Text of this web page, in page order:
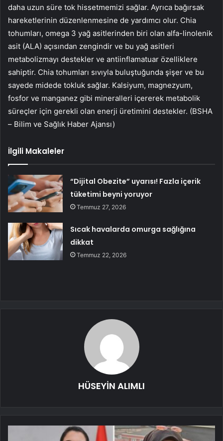
daha uzun süre tok hissetmemizi sağlar. Ayrıca bağırsak
hareketlerinin düzenlenmesine de yardımcı olur. Chia
tohumları, omega 3 yağ asitlerinden biri olan alfa-linolenik
asit (ALA) açısından zengindir ve bu yağ asitleri
metabolizmayı destekler ve antiinflamatuar özelliklere
sahiptir. Chia tohumları sıvıyla buluştuğunda şişer ve bu
sayede midede tokluk sağlar. Kalsiyum, magnezyum,
fosfor ve manganez gibi mineralleri içererek metabolik
süreçler için gerekli olan enerji üretimini destekler. (BSHA
– Bilim ve Sağlık Haber Ajansı)
İlgili Makaleler
“Dijital Obezite” uyarısı! Fazla içerik
tüketimi beyni yoruyor
Temmuz 27, 2026
Sıcak havalarda omurga sağlığına
dikkat
Temmuz 22, 2026
HÜSEYİN ALIMLI